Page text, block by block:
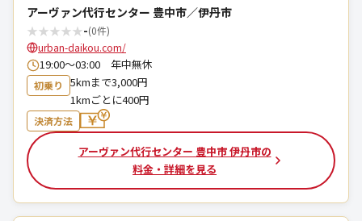
アーヴァン代行センター 豊中市／伊丹市
★★★★★-(0件)
urban-daikou.com/
19:00～03:00 年中無休
初乗り
5kmまで3,000円
1kmごとに400円
決済方法
アーヴァン代行センター 豊中市 伊丹市の
料金・詳細を見る